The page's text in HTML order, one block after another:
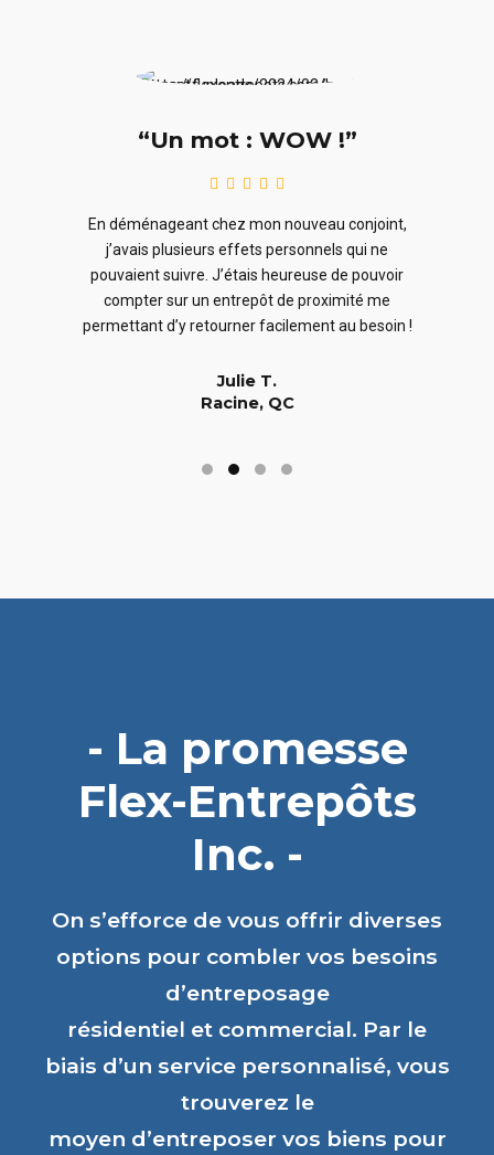
“Un mot : WOW !”
En déménageant chez mon nouveau conjoint,
j’avais plusieurs effets personnels qui ne
pouvaient suivre. J’étais heureuse de pouvoir
compter sur un entrepôt de proximité me
permettant d’y retourner facilement au besoin !
Julie T.
Racine, QC
- La promesse
Flex-Entrepôts
Inc. -
On s’efforce de vous offrir diverses
options pour combler vos besoins
d’entreposage
résidentiel et commercial. Par le
biais d’un service personnalisé, vous
trouverez le
moyen d’entreposer vos biens pour